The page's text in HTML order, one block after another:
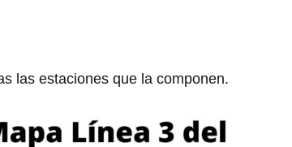
las estaciones que la componen.